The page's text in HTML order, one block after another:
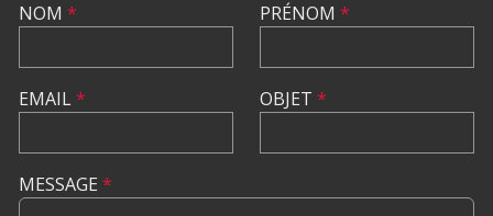
NOM *
EMAIL*
PRÉNOM *
OBJET *
MESSAGE *